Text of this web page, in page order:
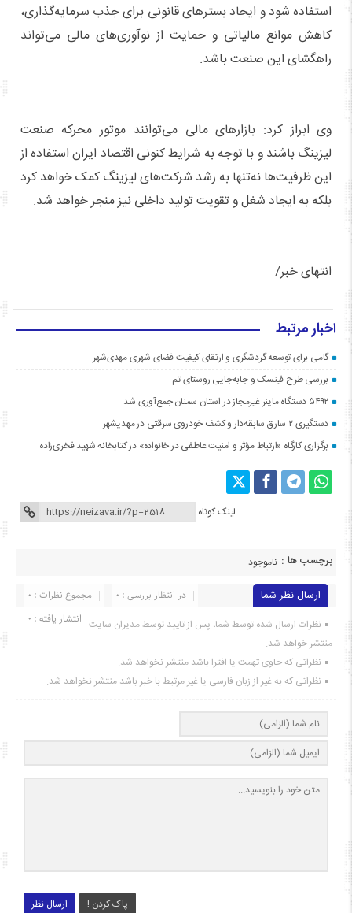
استفاده شود و ایجاد بسترهای قانونی برای جذب سرمایه‌گذاری،
کاهش موانع مالیاتی و حمایت از نوآوری‌های مالی می‌تواند
راهگشای این صنعت باشد.
وی ابراز کرد: بازارهای مالی می‌توانند موتور محرکه صنعت
لیزینگ باشند و با توجه به شرایط کنونی اقتصاد ایران استفاده از
این ظرفیت‌ها نه‌تنها به رشد شرکت‌های لیزینگ کمک خواهد کرد
بلکه به ایجاد شغل و تقویت تولید داخلی نیز منجر خواهد شد.
انتهای خبر/
اخبار مرتبط
گامی برای توسعه گردشگری و ارتقای کیفیت فضای شهری مهدی‌شهر
بررسی طرح فینسک و جابه‌جایی روستای تم
۵۴۹۲ دستگاه ماینر غیرمجاز در استان سمنان جمع‌آوری شد
دستگیری ۲ سارق سابقه‌دار و کشف خودروی سرقتی در مهدیشهر
برگزاری کارگاه «ارتباط مؤثر و امنیت عاطفی در خانواده» در کتابخانه شهید فخری‌زاده
لینک کوتاه
برچسب ها : ناموجود
ارسال نظر شما مجموع نظرات : 0
در انتظار بررسی : 0
انتشار یافته : ۰ نظرات ارسال شده توسط شما، پس از تایید توسط مدیران سایت
منتشر خواهد شد.
نظراتی که حاوی تهمت یا افترا باشد منتشر نخواهد شد.
نظراتی که به غیر از زبان فارسی یا غیر مرتبط با خبر باشد منتشر نخواهد شد.
ارسال نظر پاک کردن !